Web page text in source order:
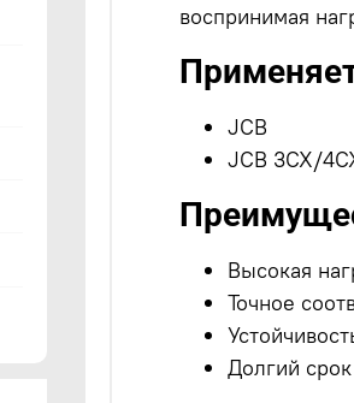
воспринимая
JCB
JCB 3CX/
Высокая
Точное
Долгий